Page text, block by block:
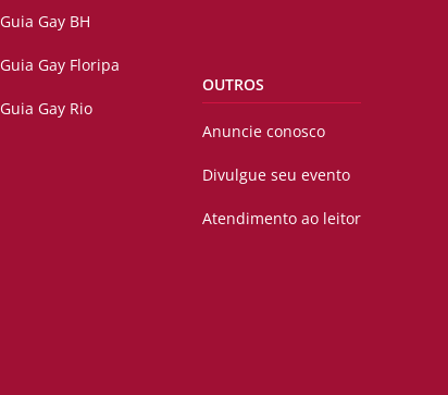
Guia Gay BH
Guia Gay Floripa
Guia Gay Rio
OUTROS
Anuncie conosco
Divulgue seu evento
Atendimento ao leitor